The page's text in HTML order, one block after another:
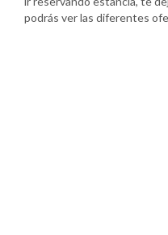
podrás ver las diferentes